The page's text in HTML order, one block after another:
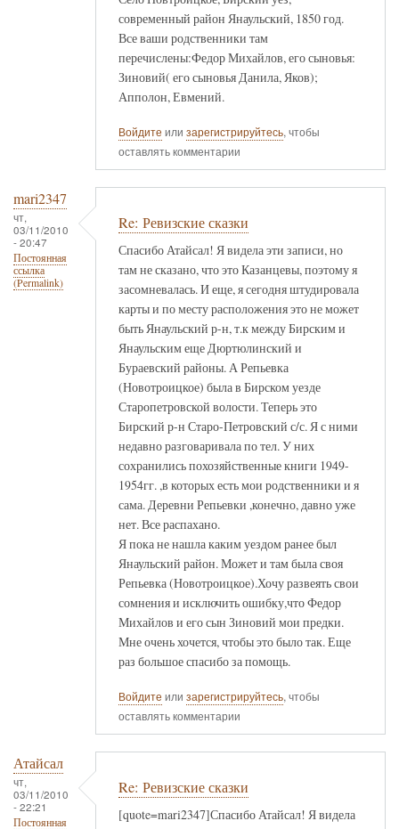
современный район Янаульский, 1850 год.
Все ваши родственники там
перечислены:Федор Михайлов, его сыновья:
Зиновий( его сыновья Данила, Яков);
Апполон, Евмений.
Войдите или зарегистрируйтесь, чтобы
оставлять комментарии
mari2347
чт,
03/11/2010
- 20:47
Постоянная
ссылка
(Permalink)
Re: Ревизские сказки
Спасибо Атайсал! Я видела эти записи, но
там не сказано, что это Казанцевы, поэтому я
засомневалась. И еще, я сегодня штудировала
карты и по месту расположения это не может
быть Янаульский р-н, т.к между Бирским и
Янаульским еще Дюртюлинский и
Бураевский районы. А Репьевка
(Новотроицкое) была в Бирском уезде
Старопетровской волости. Теперь это
Бирский р-н Старо-Петровский с/с. Я с ними
недавно разговаривала по тел. У них
сохранились похозяйственные книги 1949-
1954гг. ,в которых есть мои родственники и я
сама. Деревни Репьевки ,конечно, давно уже
нет. Все распахано.
Я пока не нашла каким уездом ранее был
Янаульский район. Может и там была своя
Репьевка (Новотроицкое).Хочу развеять свои
сомнения и исключить ошибку,что Федор
Михайлов и его сын Зиновий мои предки.
Мне очень хочется, чтобы это было так. Еще
раз большое спасибо за помощь.
Войдите или зарегистрируйтесь, чтобы
оставлять комментарии
Атайсал
чт,
03/11/2010
- 22:21
Постоянная
Re: Ревизские сказки
[quote=mari2347]Спасибо Атайсал! Я видела